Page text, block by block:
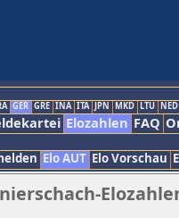
GER GRE INA ITA JPN MKD LTU NED
Elozahlen FAQ
Elo AUT Elo Vorschau